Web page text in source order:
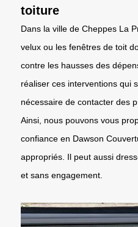
toiture
Dans la ville de Cheppes La
velux ou les fenêtres de toit
contre les hausses des
réaliser ces interventions qui
nécessaire de contacter des
Ainsi, nous pouvons vous
confiance en Dawson
appropriés. Il peut aussi
et sans engagement.